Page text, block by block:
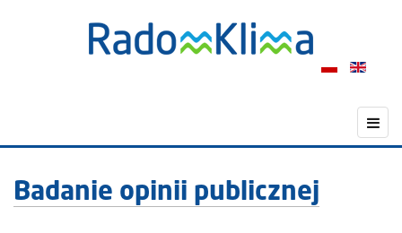
Badanie opinii publicznej